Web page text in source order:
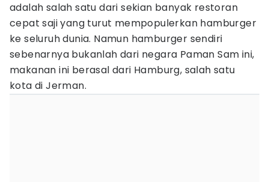
adalah salah satu dari sekian banyak restoran
cepat saji yang turut mempopulerkan hamburger
ke seluruh dunia. Namun hamburger sendiri
sebenarnya bukanlah dari negara Paman Sam ini,
makanan ini berasal dari Hamburg, salah satu
kota di Jerman.